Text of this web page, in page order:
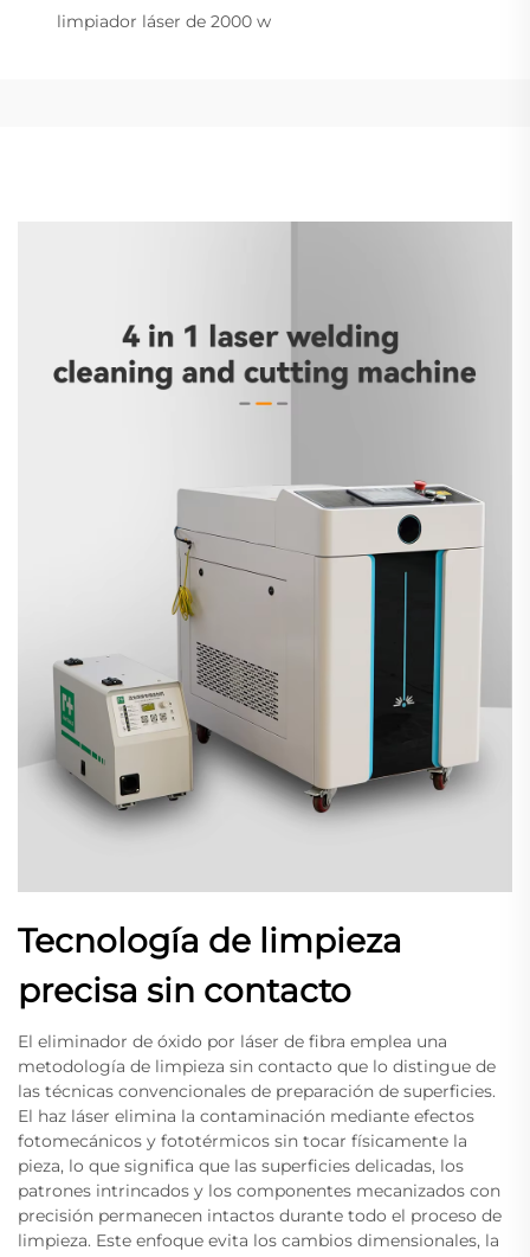
limpiador láser de 2000 w
Tecnología de limpieza
precisa sin contacto
El eliminador de óxido por láser de fibra emplea una
metodología de limpieza sin contacto que lo distingue de
las técnicas convencionales de preparación de superficies.
El haz láser elimina la contaminación mediante efectos
fotomecánicos y fototérmicos sin tocar físicamente la
pieza, lo que significa que las superficies delicadas, los
patrones intrincados y los componentes mecanizados con
precisión permanecen intactos durante todo el proceso de
limpieza. Este enfoque evita los cambios dimensionales, la